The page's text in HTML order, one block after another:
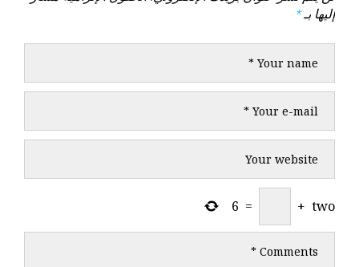
إليها بـ*
two
+
=
6